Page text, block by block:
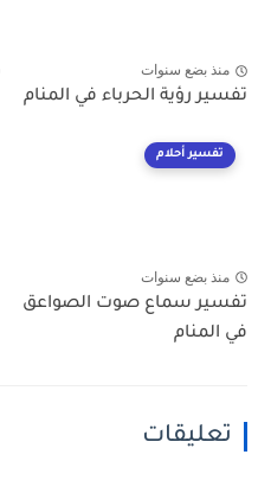
منذ بضع سنوات
تفسير رؤية الحرباء في المنام
تفسير أحلام
منذ بضع سنوات
تفسير سماع صوت الصواعق
في المنام
تعليقات